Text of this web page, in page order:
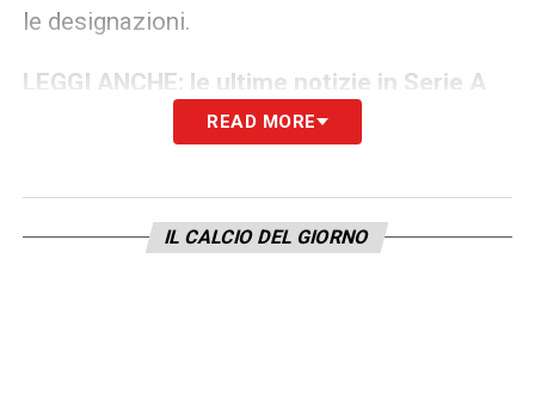
le designazioni.
LEGGI ANCHE: le ultime notizie in Serie A
Verso una settimana di audizioni
L’indagine non si fermerà a domani. Dopo
aver sentito Pinzani e Butti, la prossima
READ MORE
IL CALCIO DEL GIORNO